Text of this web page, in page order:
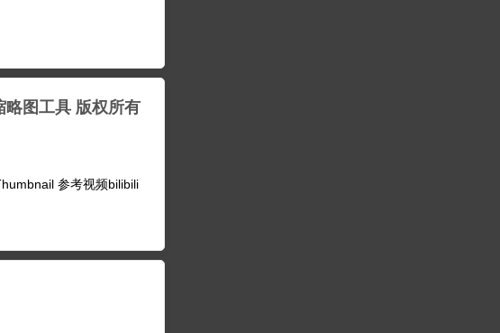
图工具 版权所有
参考视频bilibili